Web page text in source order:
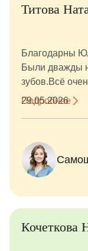
Титова
Благодарны
Были дважды
зубов.Всё
Подробнее
29.05.2026
Кочеткова